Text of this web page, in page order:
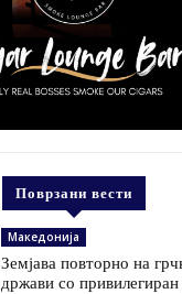
Поврзани вести
Македонија
Земјава повторно на
држави со